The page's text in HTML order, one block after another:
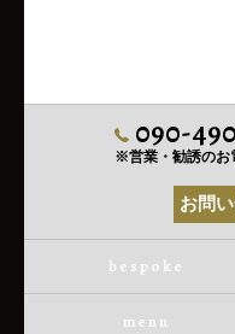
090-
※営業・勧誘のお
お問
bespoke
menu